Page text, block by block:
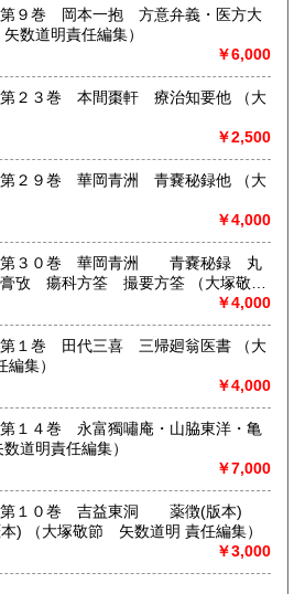
学、美術工芸、古典籍、近代文献、
古書一般（その他）
９巻 岡本一抱 方意弁義・医方大
節・矢数道明責任編集）
￥6,000
３巻 本間棗軒 療治知要他 （大
￥2,500
９巻 華岡青洲 青嚢秘録他 （大
￥4,000
第３０巻 華岡青洲 青嚢秘録 丸
科方筌 撮要方筌 （大塚敬
￥4,000
巻 田代三喜 三帰廻翁医書 （大
集）
￥4,000
１４巻 永富獨嘯庵・山脇東洋・亀
矢数道明責任編集）
￥7,000
第１０巻 吉益東洞 薬徴(版本)
薬徴(異本) 薬徴(南涯本) （大塚敬節 矢数道明 責任編集）
￥3,000